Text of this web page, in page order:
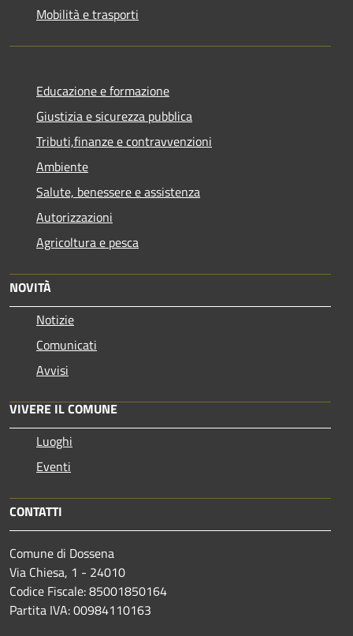
Mobilità e trasporti
Educazione e formazione
Giustizia e sicurezza pubblica
Tributi,finanze e contravvenzioni
Ambiente
Salute, benessere e assistenza
Autorizzazioni
Agricoltura e pesca
NOVITÀ
Notizie
Comunicati
Avvisi
VIVERE IL COMUNE
Luoghi
Eventi
CONTATTI
Comune di Dossena
Via Chiesa, 1 - 24010
Codice Fiscale: 85001850164
Partita IVA: 00984110163